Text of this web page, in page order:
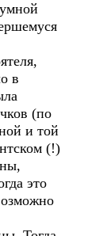
в
(по
и той
(!)
это